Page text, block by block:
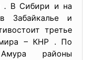
. В Сибири и на
Забайкалье и
третье
мира – КНР . По
районы